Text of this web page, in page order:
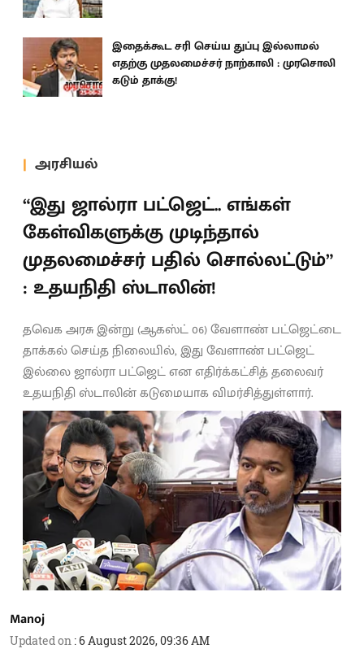
இதைக்கூட சரி செய்ய துப்பு இல்லாமல்
எதற்கு முதலமைச்சர் நாற்காலி : முரசொலி
கடும் தாக்கு!
அரசியல்
“இது ஜால்ரா பட்ஜெட்.. எங்கள்
கேள்விகளுக்கு முடிந்தால்
முதலமைச்சர் பதில் சொல்லட்டும்”
: உதயநிதி ஸ்டாலின்!
தவெக அரசு இன்று (ஆகஸ்ட் 06) வேளாண் பட்ஜெட்டை
தாக்கல் செய்த நிலையில், இது வேளாண் பட்ஜெட்
இல்லை ஜால்ரா பட்ஜெட் என எதிர்க்கட்சித் தலைவர்
உதயநிதி ஸ்டாலின் கடுமையாக விமர்சித்துள்ளார்.
Manoj
Updated on :6 August 2026, 09:36 AM